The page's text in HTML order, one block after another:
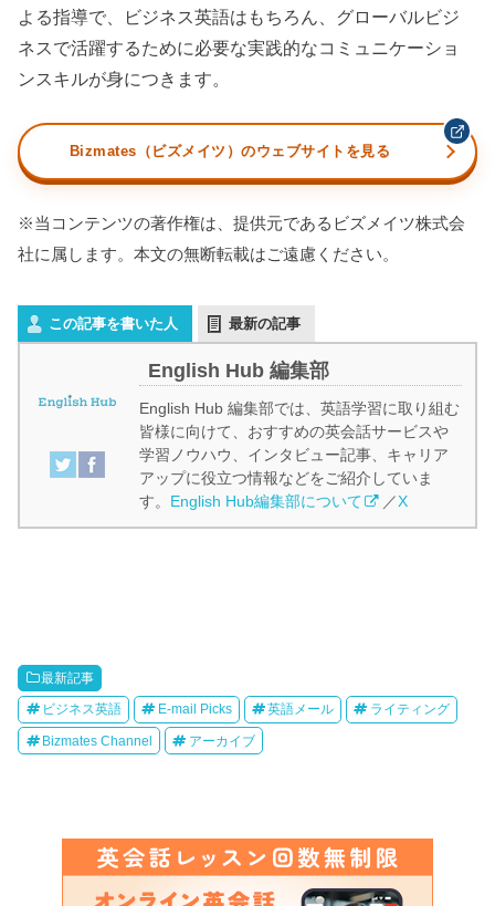
よる指導で、ビジネス英語はもちろん、グローバルビジ
ネスで活躍するために必要な実践的なコミュニケーショ
ンスキルが身につきます。
Bizmates（ビズメイツ）のウェブサイトを見る
※当コンテンツの著作権は、提供元であるビズメイツ株式会
社に属します。本文の無断転載はご遠慮ください。
この記事を書いた人 最新の記事
English Hub 編集部
English Hub 編集部では、英語学習に取り組む
皆様に向けて、おすすめの英会話サービスや
学習ノウハウ、インタビュー記事、キャリア
アップに役立つ情報などをご紹介していま
す。 English Hub編集部について ／X
最新記事
ビジネス英語 E-mail Picks 英語メール ライティング
Bizmates Channel アーカイブ